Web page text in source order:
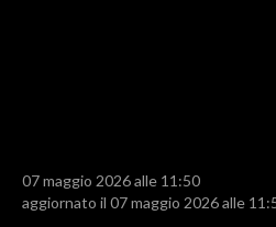
RISULTATI E CLASSIFICHE
07 maggio 2026 alle 11:50
aggiornato il 07 maggio 2026 alle